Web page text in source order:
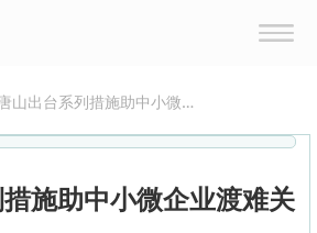
唐山出台系列措施助中小微
施助中小微企业渡难关